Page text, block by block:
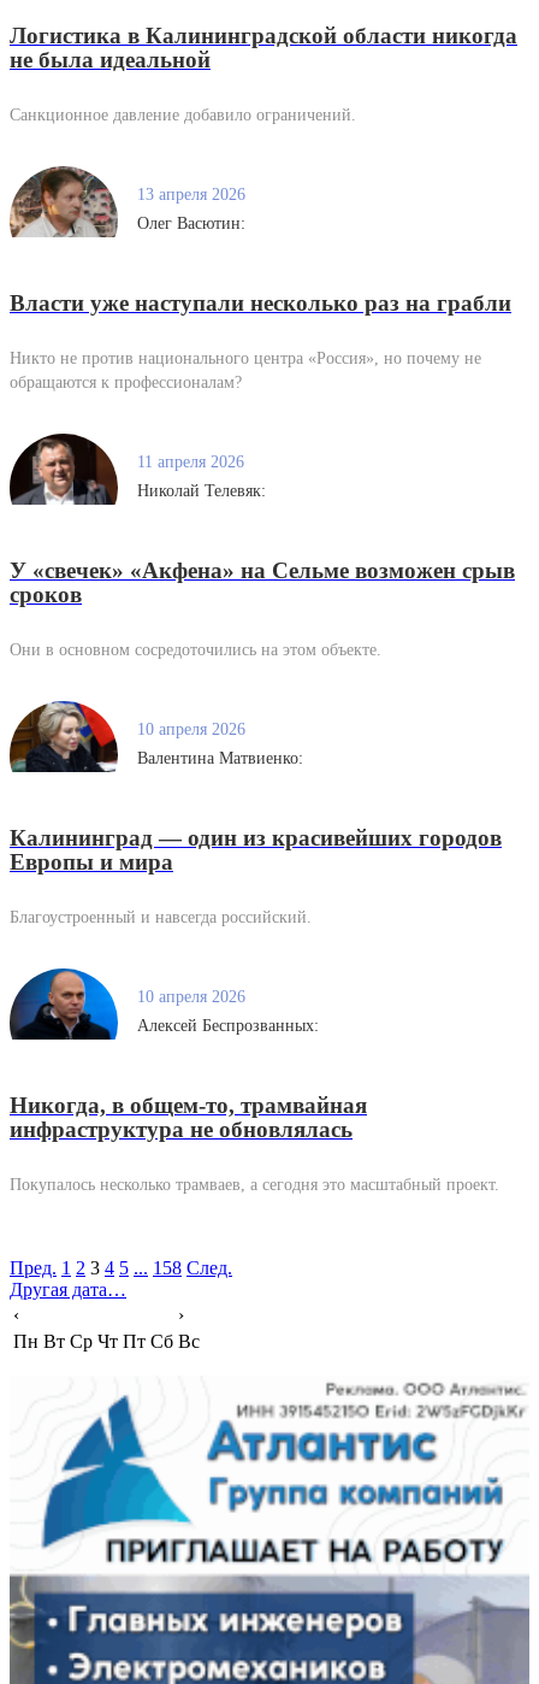
Логистика в Калининградской области никогда
не была идеальной
Санкционное давление добавило ограничений.
13 апреля 2026
Олег Васютин:
Власти уже наступали несколько раз на грабли
Никто не против национального центра «Россия», но почему не
обращаются к профессионалам?
11 апреля 2026
Николай Телевяк:
У «свечек» «Акфена» на Сельме возможен срыв
сроков
Они в основном сосредоточились на этом объекте.
10 апреля 2026
Валентина Матвиенко:
Калининград — один из красивейших городов
Европы и мира
Благоустроенный и навсегда российский.
10 апреля 2026
Алексей Беспрозванных:
Никогда, в общем-то, трамвайная
инфраструктура не обновлялась
Покупалось несколько трамваев, а сегодня это масштабный проект.
Пред. 1 2 3 4 5 ... 158 След.
Другая дата…
‹
›
Пн Вт Ср Чт Пт Сб Вс